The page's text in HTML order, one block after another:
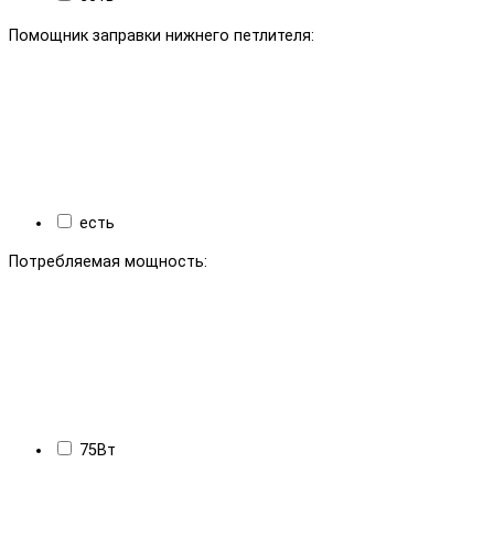
Помощник заправки нижнего петлителя:
есть
Потребляемая мощность:
75Вт